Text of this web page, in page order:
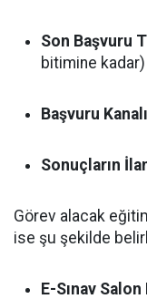
Son Başvuru
bitimine kadar)
Başvuru
Sonuçların
Görev alacak
ise şu şekilde
E-Sınav Salon